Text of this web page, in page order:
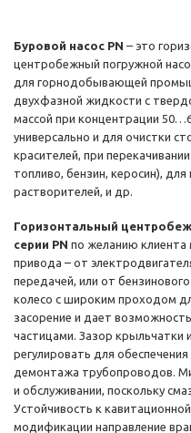
Буровой насос PN – это
центробежный погружной
для горнодобывающей
двухфазной жидкости с
массой при концентрации
универсально и для очистки
красителей, при
топливо, бензин, керосин),
растворителей, и др.
Горизонтальный
серии PN по желанию
привода – от
передачей, или от
колесо с широким проходом
засорение и дает
частицами. Зазор
регулировать для
демонтажа трубопроводов.
и обслуживании, поскольку
Устойчивость к
модификации направление